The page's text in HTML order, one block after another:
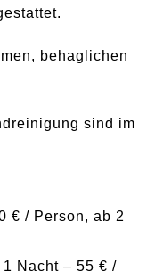
behaglichen
sind im
€ / Person, ab 2
1 Nacht – 55 € /